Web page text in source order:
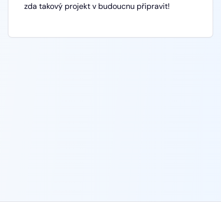
zda takový projekt v budoucnu připravit!